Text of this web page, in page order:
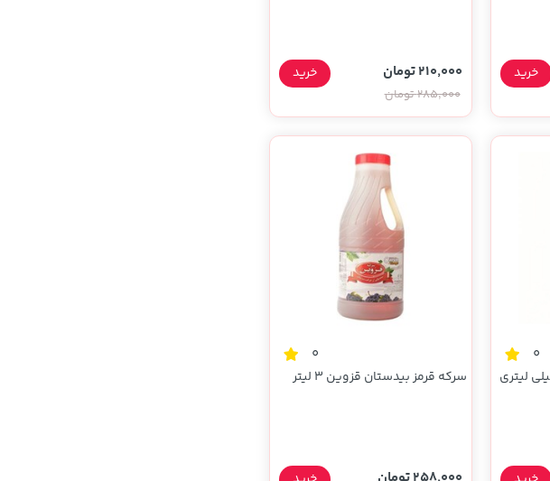
خرید 210,000 تومان
285,000 تومان
خرید
0
0
سرکه قرمز بیدستان قزوین 3 لیتر